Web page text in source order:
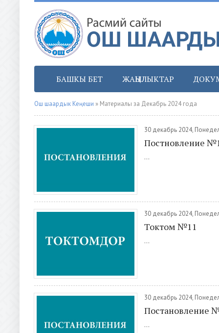
БАШКЫ БЕТ ЖАҢЫЛЫКТАР
Ош шаардык Кеңеши » Материалы за Декабрь 2024 года
30 декабрь 2024,
Постновление
...
30 декабрь 2024,
Токтом №11
...
30 декабрь 2024,
Постановление
...